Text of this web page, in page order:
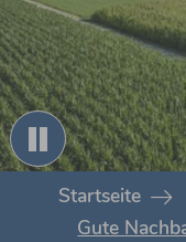
You are here:Startseite
Gute